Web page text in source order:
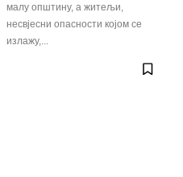
малу општину, а житељи,
несвјесни опасности којом се
излажу,...